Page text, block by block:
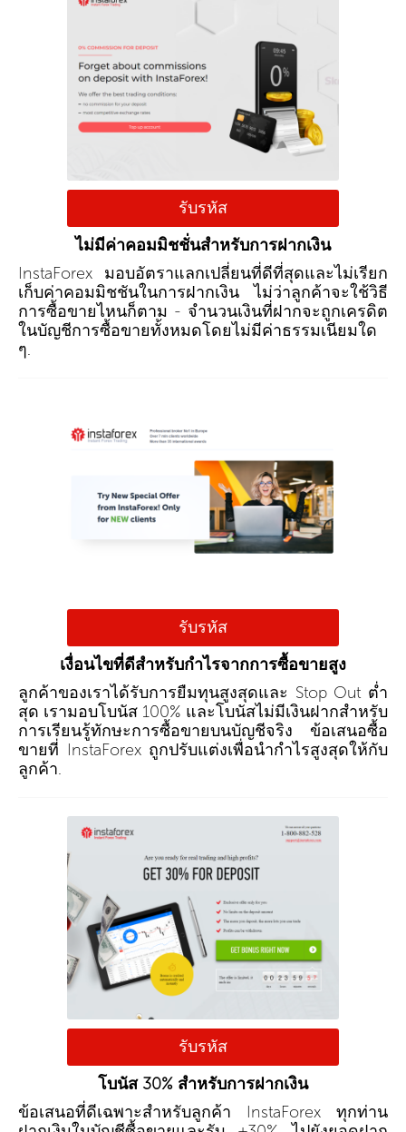
รับรหัส
ไม่มีค่าคอมมิชชั่นสำหรับการฝากเงิน
InstaForex มอบอัตราแลกเปลี่ยนที่ดีที่สุดและไม่เรียก
เก็บค่าคอมมิชชันในการฝากเงิน ไม่ว่าลูกค้าจะใช้วิธี
การซื้อขายไหนก็ตาม - จำนวนเงินที่ฝากจะถูกเครดิต
ในบัญชีการซื้อขายทั้งหมดโดยไม่มีค่าธรรมเนียมใด
ๆ.
รับรหัส
เงื่อนไขที่ดีสำหรับกำไรจากการซื้อขายสูง
ลูกค้าของเราได้รับการยืมทุนสูงสุดและ Stop Out ต่ำ
สุด เรามอบโบนัส 100% และโบนัสไม่มีเงินฝากสำหรับ
การเรียนรู้ทักษะการซื้อขายบนบัญชีจริง ข้อเสนอซื้อ
ขายที่ InstaForex ถูกปรับแต่งเพื่อนำกำไรสูงสุดให้กับ
ลูกค้า.
รับรหัส
โบนัส 30% สำหรับการฝากเงิน
ข้อเสนอที่ดีเฉพาะสำหรับลูกค้า InstaForex ทุกท่าน